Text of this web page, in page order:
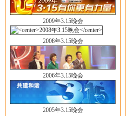
2009年3.15晚会
2008年3.15晚会
2006年3.15晚会
2005年3.15晚会